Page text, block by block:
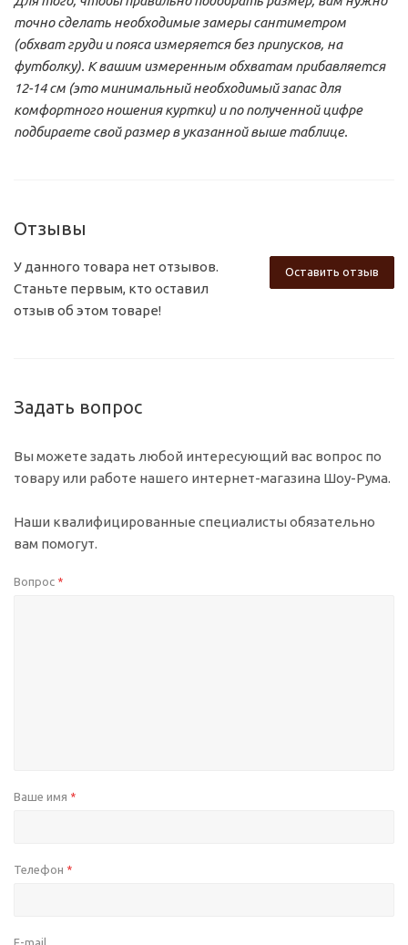
точно сделать необходимые замеры сантиметром
(обхват груди и пояса измеряется без припусков, на
футболку). К вашим измеренным обхватам прибавляется
12-14 см (это минимальный необходимый запас для
комфортного ношения куртки) и по полученной цифре
подбираете свой размер в указанной выше таблице.
Отзывы
Оставить отзыв
У данного товара нет отзывов.
Станьте первым, кто оставил
отзыв об этом товаре!
Задать вопрос
Вы можете задать любой интересующий вас вопрос по
товару или работе нашего интернет-магазина Шоу-Рума.
Наши квалифицированные специалисты обязательно
вам помогут.
Вопрос *
Ваше имя *
Телефон *